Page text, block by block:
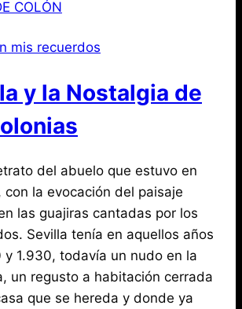
Reloj
la
de
Sevilla
llevaba
Minutos
de
Retraso?
mis recuerdos
y la Nostalgia de
del abuelo que estuvo en
con la evocación del paisaje
las guajiras cantadas por los
Sevilla tenía en aquellos años
y 1.930, todavía un nudo en la
un regusto a habitación cerrada
que se hereda y donde ya